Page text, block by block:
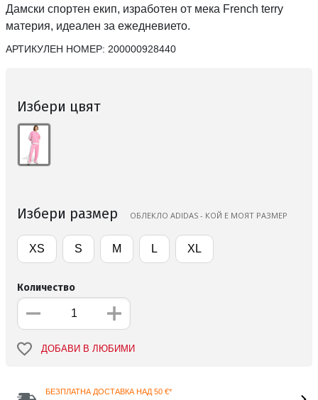
Дамски спортен екип, изработен от мека French terry
материя, идеален за ежедневието.
АРТИКУЛЕН НОМЕР: 200000928440
Избери цвят
Избери размер ОБЛЕКЛО ADIDAS - КОЙ Е МОЯТ РАЗМЕР
XS S M L XL
Количество
ДОБАВИ В ЛЮБИМИ
БЕЗПЛАТНА ДОСТАВКА НАД 50 €*